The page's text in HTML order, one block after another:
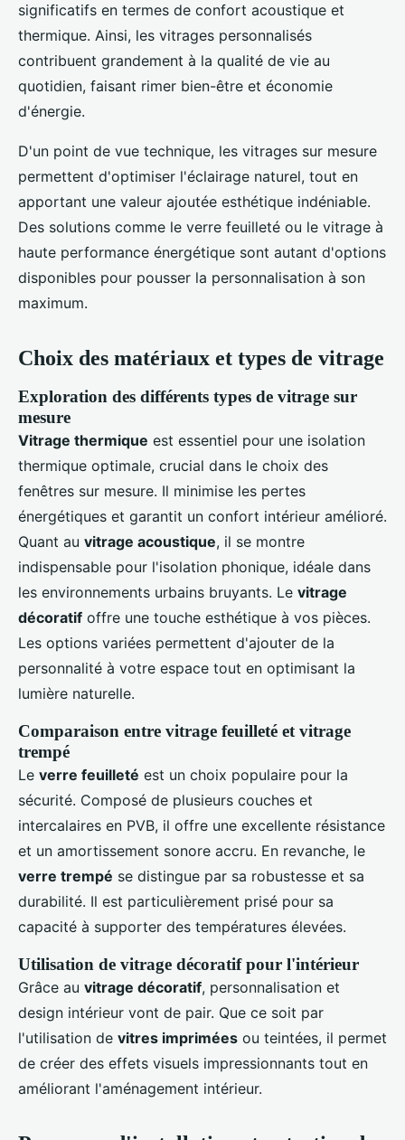
significatifs en termes de confort acoustique et
thermique. Ainsi, les vitrages personnalisés
contribuent grandement à la qualité de vie au
quotidien, faisant rimer bien-être et économie
d'énergie.
D'un point de vue technique, les vitrages sur mesure
permettent d'optimiser l'éclairage naturel, tout en
apportant une valeur ajoutée esthétique indéniable.
Des solutions comme le verre feuilleté ou le vitrage à
haute performance énergétique sont autant d'options
disponibles pour pousser la personnalisation à son
maximum.
Choix des matériaux et types de vitrage
Exploration des différents types de vitrage sur
mesure
Vitrage thermique est essentiel pour une isolation
thermique optimale, crucial dans le choix des
fenêtres sur mesure. Il minimise les pertes
énergétiques et garantit un confort intérieur amélioré.
Quant au vitrage acoustique, il se montre
indispensable pour l'isolation phonique, idéale dans
les environnements urbains bruyants. Le vitrage
décoratif offre une touche esthétique à vos pièces.
Les options variées permettent d'ajouter de la
personnalité à votre espace tout en optimisant la
lumière naturelle.
Comparaison entre vitrage feuilleté et vitrage
trempé
Le verre feuilleté est un choix populaire pour la
sécurité. Composé de plusieurs couches et
intercalaires en PVB, il offre une excellente résistance
et un amortissement sonore accru. En revanche, le
verre trempé se distingue par sa robustesse et sa
durabilité. Il est particulièrement prisé pour sa
capacité à supporter des températures élevées.
Utilisation de vitrage décoratif pour l'intérieur
Grâce au vitrage décoratif, personnalisation et
design intérieur vont de pair. Que ce soit par
l'utilisation de vitres imprimées ou teintées, il permet
de créer des effets visuels impressionnants tout en
améliorant l'aménagement intérieur.